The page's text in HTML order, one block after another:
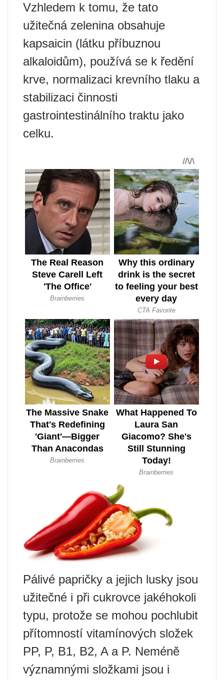
Vzhledem k tomu, že tato
užitečná zelenina obsahuje
kapsaicin (látku příbuznou
alkaloidům), používá se k ředění
krve, normalizaci krevního tlaku a
stabilizaci činnosti
gastrointestinálního traktu jako
celku.
Pálivé papričky a jejich lusky jsou
užitečné i při cukrovce jakéhokoli
typu, protože se mohou pochlubit
přítomností vitamínových složek
PP, P, B1, B2, A a P. Neméně
významnými složkami jsou i